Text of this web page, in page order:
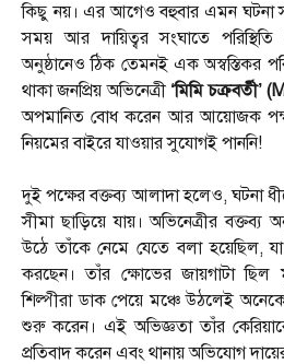
কিছু নয়। এর আগেও বহুবার এমন ঘটনা
সময় আর দায়িত্বর সংঘাতে
অনুষ্ঠানেও ঠিক তেমনই এক অস্বস্তিকর
থাকা জনপ্রিয় অভিনেত্রী ‘মিমি
অপমানিত বোধ করেন আর আয়োজক পক্ষ
নিয়মের বাইরে যাওয়ার সুযোগই পাননি!
দুই পক্ষের বক্তব্য আলাদা হলেও, ঘটনা
সীমা ছাড়িয়ে যায়। অভিনেত্রীর বক্তব্য
উঠে তাঁকে নেমে যেতে বলা হয়েছিল, যা
করছেন। তাঁর ক্ষোভের জায়গাটা
শিল্পীরা ডাক পেয়ে মঞ্চে উঠলেই
শুরু করেন। এই অভিজ্ঞতা তাঁর
প্রতিবাদ করেন এবং থানায় অভিযোগ